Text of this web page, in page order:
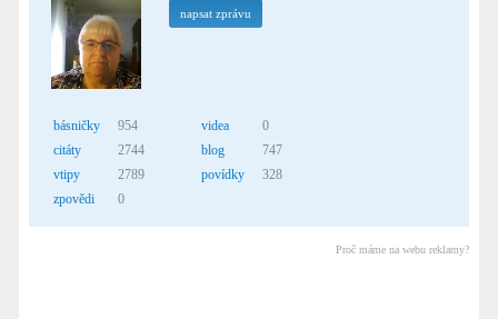
napsat zprávu
básničky
954
citáty
2744
vtipy
2789
zpovědi
0
videa
0
blog
747
povídky
328
Proč máme na webu reklamy?